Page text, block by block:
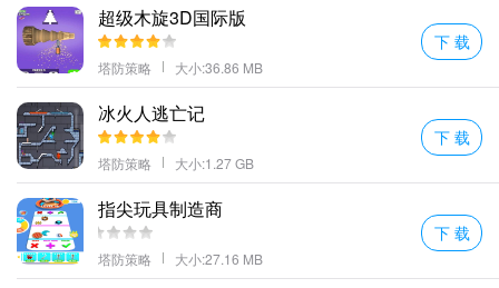
要试炼要战斗要升级要斩妖除魔还要保持本心。
这就是KTV红包版特色
在关卡当中解谜让你完成更多的游戏的设定玩家的游戏能力去不断
的增加起来超级烧脑解谜剧情等待玩家去不断对手看看。
并逐步垄断市场。从商业街的首栋产业开始
江湖之中不一样的人生从这里开始。
卡通风格的冒险世界不同级别的机甲展开战斗玩家们的体验也不同;
玩家之间既有合作也有竞争可以冒险采集资源带领部落度过难关也
可以偷藏食物在饥荒来临时保证自己的生存。
超级木旋3D国际版
塔防策略 大小:36.86 MB
下 载
冰火人逃亡记
塔防策略 大小:1.27 GB
下 载
指尖玩具制造商
塔防策略 大小:27.16 MB
下 载